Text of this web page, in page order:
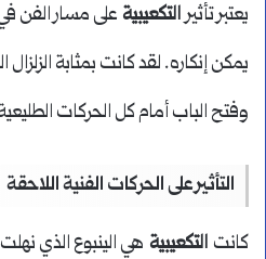
يعتبر تأثيرالتكعيبية على مسار الفن
يمكن إنكاره. لقد كانت بمثابة
وفتح الباب أمام كل الحركات الطليعية
التأثير على الحركات الفنية اللاحقة
كانت التكعيبية هي الينبوع الذي